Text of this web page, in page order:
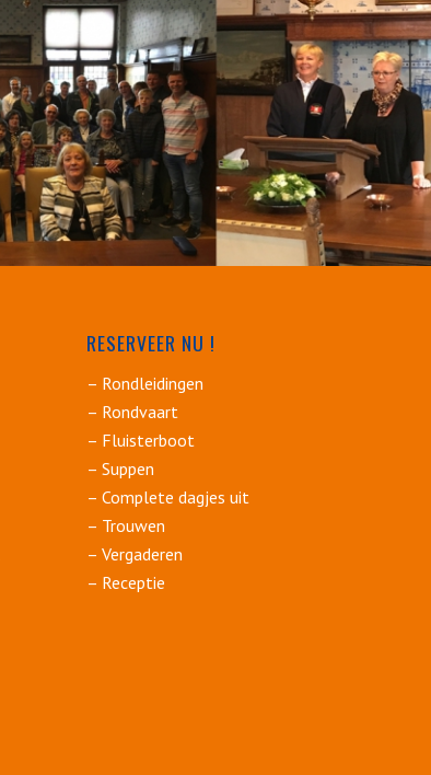
RESERVEER NU !
– Rondleidingen
– Rondvaart
– Fluisterboot
– Suppen
– Complete dagjes uit
– Trouwen
– Vergaderen
– Receptie